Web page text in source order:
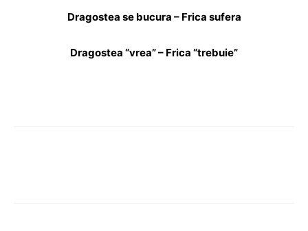
Dragostea se bucura – Frica sufera
Dragostea “vrea” – Frica “trebuie”